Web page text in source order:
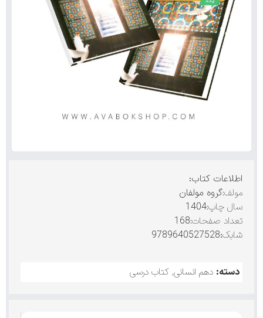
اطلاعات کتاب:
مولف:گروه مولفان
سال چاپ:1404
تعداد صفحات:168
شابک:9789640527528
دسته: دهم انسانی, کتاب درسی